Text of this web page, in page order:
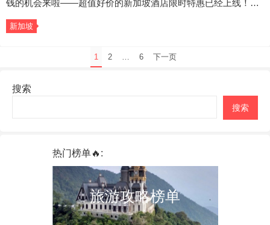
钱的机会来啦——超值好价的新加坡酒店限时特惠已经上线！…
新加坡
1 2 … 6 下一页
搜索
搜索
热门榜单🔥:
旅游攻略榜单